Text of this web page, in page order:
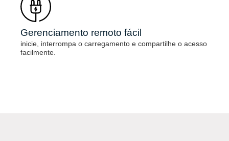
Gerenciamento remoto fácil
inicie, interrompa o carregamento e compartilhe o acesso
facilmente.